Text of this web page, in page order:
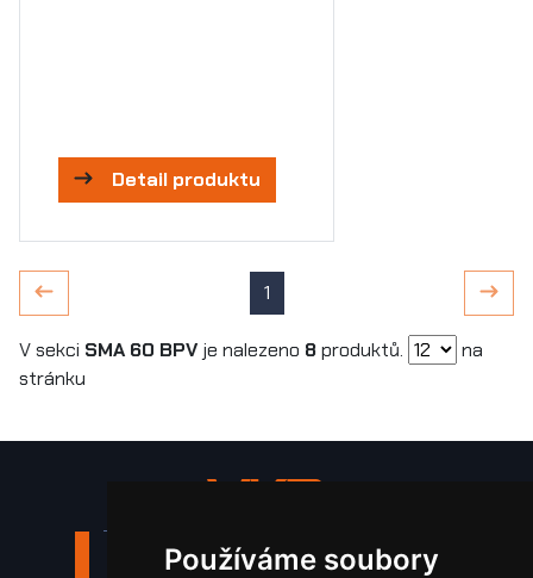
Používáme soubory
Detail produktu
1
V sekci SMA 60 BPV je nalezeno 8produktů.
na
stránku
Stroje a zařízení